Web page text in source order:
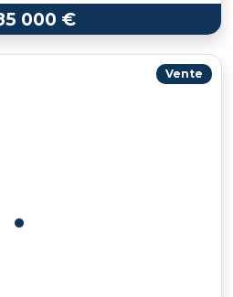
000 €
Vente